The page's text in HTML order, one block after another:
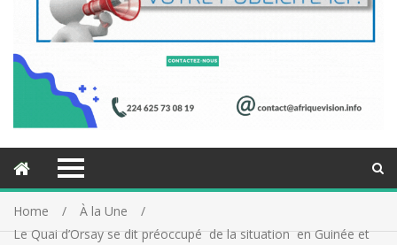
Home
À la Une
Le Quai d’Orsay se dit préoccupé de la situation en Guinée et